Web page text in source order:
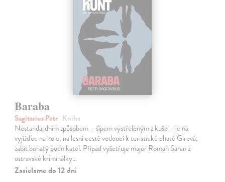
Baraba
Sagitarius Petr| Kniha
Nestandardním způsobem – šípem vystřeleným z kuše – je na
vyjížďce na kole, na lesní cestě vedoucí k turistické chatě Girová,
zabit bohatý podnikatel. Případ vyšetřuje major Roman Saran z
ostravské kriminálky…
Zasielame do 12 dní